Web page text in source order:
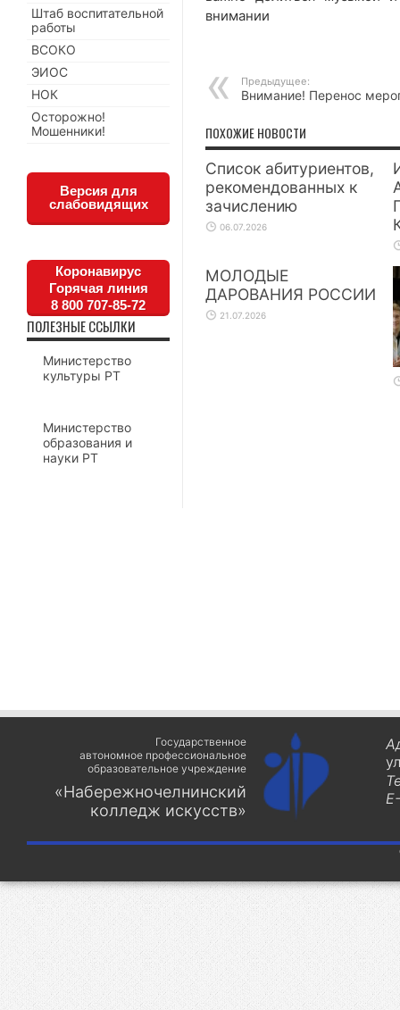
внимании
Предыдущее:
Внимание! Перенос
ПОХОЖИЕ НОВОСТИ
Список абитуриентов,
рекомендованных к
зачислению
06.07.2026
МОЛОДЫЕ
ДАРОВАНИЯ РОССИИ
21.07.2026
Штаб воспитательной
работы
ВСОКО
ЭИОС
НОК
Осторожно!
Мошенники!
Версия для
слабовидящих
Коронавирус
Горячая линия
8 800 707-85-72
ПОЛЕЗНЫЕ ССЫЛКИ
Министерство
культуры РТ
Министерство
образования и
науки РТ
Государственное
автономное профессиональное
образовательное учреждение
«Набережночелнинский
колледж искусств»